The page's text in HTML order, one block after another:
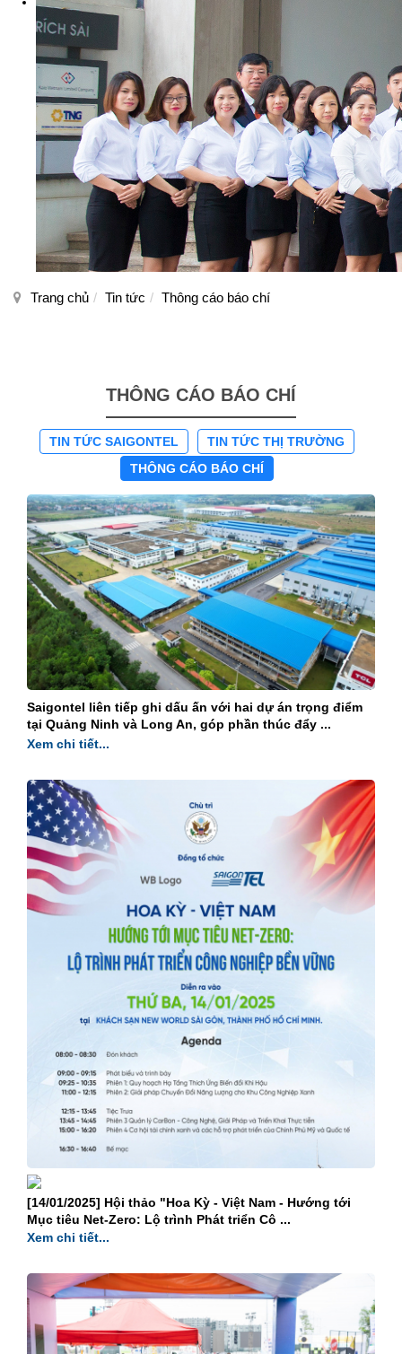
Trang chủ Tin tức Thông cáo báo chí
THÔNG CÁO BÁO CHÍ
TIN TỨC SAIGONTEL
TIN TỨC THỊ TRƯỜNG
THÔNG CÁO BÁO CHÍ
Saigontel liên tiếp ghi dấu ấn với hai dự án trọng điểm
tại Quảng Ninh và Long An, góp phần thúc đẩy ...
Xem chi tiết...
[14/01/2025] Hội thảo "Hoa Kỳ - Việt Nam - Hướng tới
Mục tiêu Net-Zero: Lộ trình Phát triển Cô ...
Xem chi tiết...